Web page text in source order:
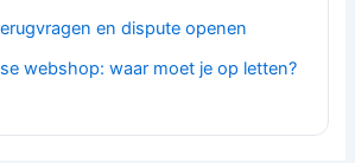
en dispute openen
webshop: waar moet je op letten?